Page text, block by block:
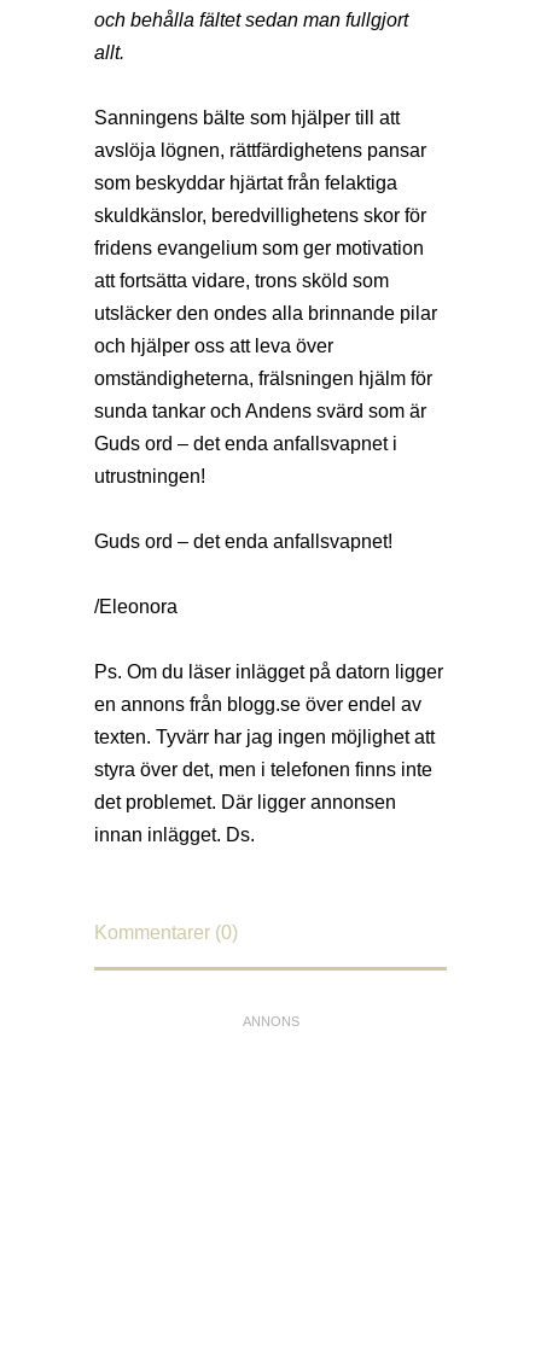
och behålla fältet sedan man fullgjort
allt.
Sanningens bälte som hjälper till att
avslöja lögnen, rättfärdighetens pansar
som beskyddar hjärtat från felaktiga
skuldkänslor, beredvillighetens skor för
fridens evangelium som ger motivation
att fortsätta vidare, trons sköld som
utsläcker den ondes alla brinnande pilar
och hjälper oss att leva över
omständigheterna, frälsningen hjälm för
sunda tankar och Andens svärd som är
Guds ord – det enda anfallsvapnet i
utrustningen!
Guds ord – det enda anfallsvapnet!
/Eleonora
Ps. Om du läser inlägget på datorn ligger
en annons från blogg.se över endel av
texten. Tyvärr har jag ingen möjlighet att
styra över det, men i telefonen finns inte
det problemet. Där ligger annonsen
innan inlägget. Ds.
Kommentarer (0)